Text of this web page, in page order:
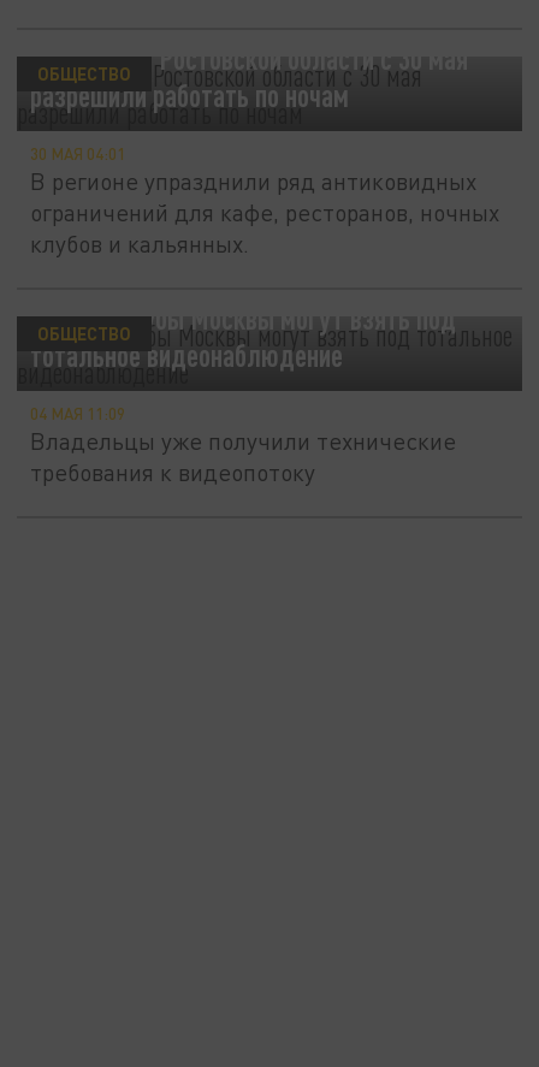
Общепиту в Ростовской области с 30 мая
разрешили работать по ночам
ОБЩЕСТВО
30 МАЯ 04:01
В регионе упразднили ряд антиковидных
ограничений для кафе, ресторанов, ночных
клубов и кальянных.
Ночные клубы Москвы могут взять под
тотальное видеонаблюдение
ОБЩЕСТВО
04 МАЯ 11:09
Владельцы уже получили технические
требования к видеопотоку